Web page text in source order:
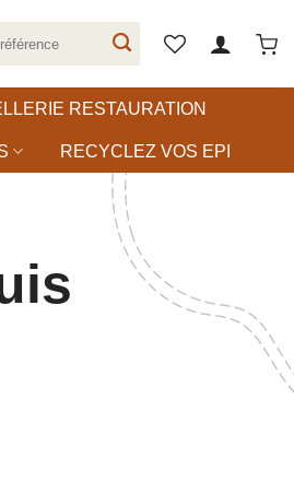
RESTAURATION
RECYCLEZ VOS EPI